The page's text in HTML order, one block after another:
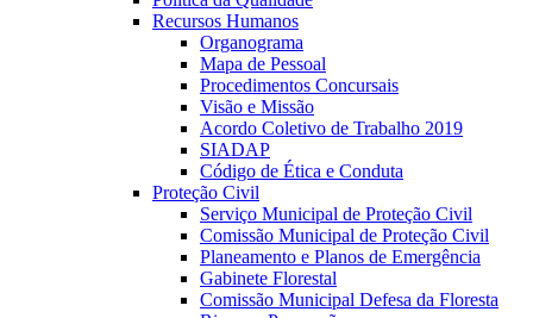
Recursos Humanos
Organograma
Mapa de Pessoal
Procedimentos Concursais
Visão e Missão
Acordo Coletivo de Trabalho 2019
SIADAP
Código de Ética e Conduta
Proteção Civil
Serviço Municipal de Proteção Civil
Comissão Municipal de Proteção Civil
Planeamento e Planos de Emergência
Gabinete Florestal
Comissão Municipal Defesa da Floresta